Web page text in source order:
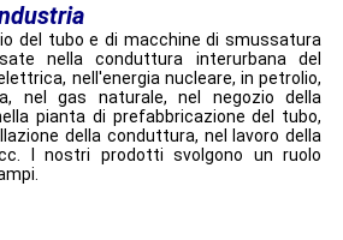
del tubo e di macchine di smussatura
nella conduttura interurbana del
nell'energia nucleare, in petrolio,
nel gas naturale, nel negozio della
pianta di prefabbricazione del tubo,
della conduttura, nel lavoro della
I nostri prodotti svolgono un ruolo